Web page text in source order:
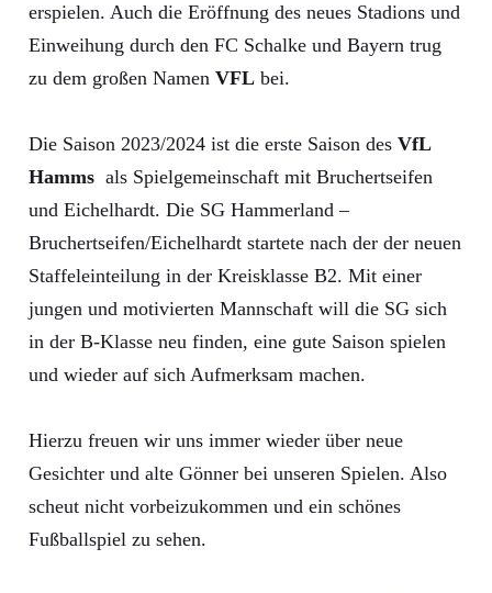
erspielen. Auch die Eröffnung des neues Stadions und
Einweihung durch den FC Schalke und Bayern trug
zu dem großen Namen VFL bei.
Die Saison 2023/2024 ist die erste Saison des VfL
Hamms als Spielgemeinschaft mit Bruchertseifen
und Eichelhardt. Die SG Hammerland –
Bruchertseifen/Eichelhardt startete nach der der neuen
Staffeleinteilung in der Kreisklasse B2. Mit einer
jungen und motivierten Mannschaft will die SG sich
in der B-Klasse neu finden, eine gute Saison spielen
und wieder auf sich Aufmerksam machen.
Hierzu freuen wir uns immer wieder über neue
Gesichter und alte Gönner bei unseren Spielen. Also
scheut nicht vorbeizukommen und ein schönes
Fußballspiel zu sehen.